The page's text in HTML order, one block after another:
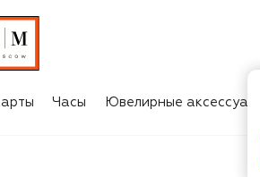
Часы Ювелирные аксессуары